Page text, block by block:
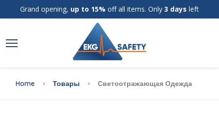
Grand opening, up to 15% off all items. Only 3 days left
Home Товары Светоотражающая Одежда